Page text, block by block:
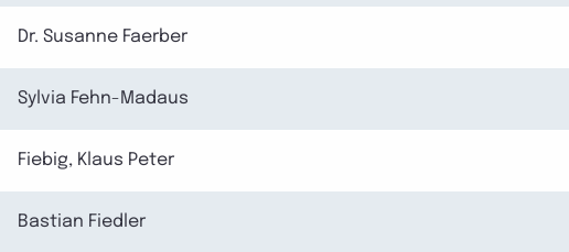
Dr. Susanne Faerber
Sylvia Fehn-Madaus
Fiebig, Klaus Peter
Bastian Fiedler